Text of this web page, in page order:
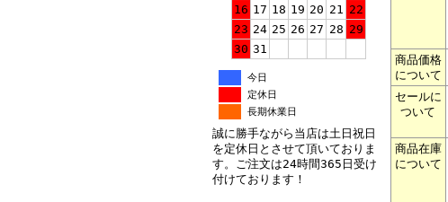
16 17 18 19 20 21 22
23 24 25 26 27 28 29
30 31
今日
定休日
長期休業日
誠に勝手ながら当店は土日祝日
を定休日とさせて頂いておりま
す。ご注文は24時間365日受け
付けております！
商品価格
について
セールに
ついて
商品在庫
について